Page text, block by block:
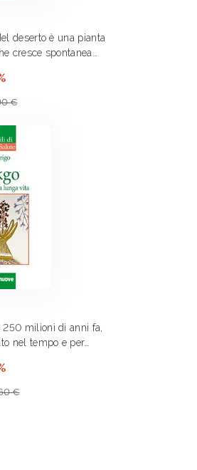
deserto è una pianta
cresce spontanea
Sudamerica e nelle
€
250 milioni di anni fa,
nel tempo e per
vivente, l’albero
all’uomo il potere
suoi .
€